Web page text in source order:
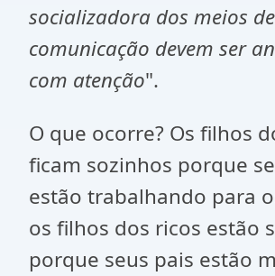
socializadora dos meios de
comunicação devem ser
com atenção".
O que ocorre? Os filhos
ficam sozinhos porque
estão trabalhando para
os filhos dos ricos estão
porque seus pais estão